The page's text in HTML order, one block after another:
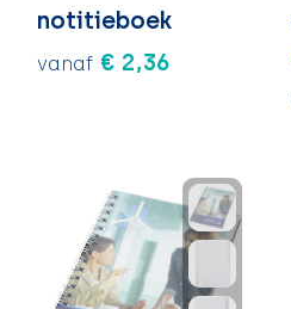
notitieboek
vanaf € 2,36